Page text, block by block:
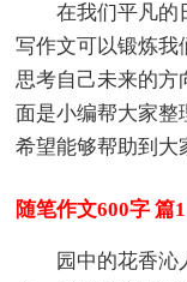
在我们平凡的
写作文可以锻炼我
思考自己未来的方
面是小编帮大家整
希望能够帮助到大
随笔作文600字 篇1
园中的花香沁